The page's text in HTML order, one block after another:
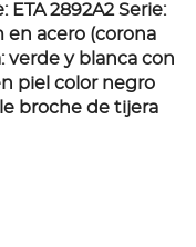
2892A2 Serie:
en acero (corona
verde y blanca con
piel color negro
broche de tijera